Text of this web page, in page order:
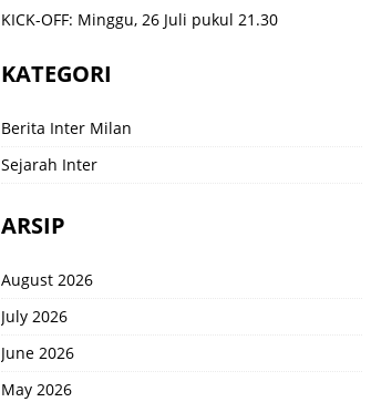
KICK-OFF: Minggu, 26 Juli pukul 21.30
KATEGORI
Berita Inter Milan
Sejarah Inter
ARSIP
August 2026
July 2026
June 2026
May 2026